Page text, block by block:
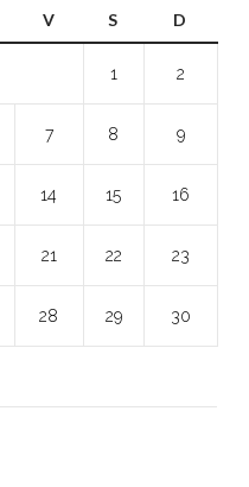
V S D
1 2
7 8 9
14 15 16
21 22 23
28 29 30